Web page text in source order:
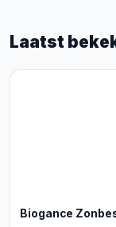
Laatst
Biogance